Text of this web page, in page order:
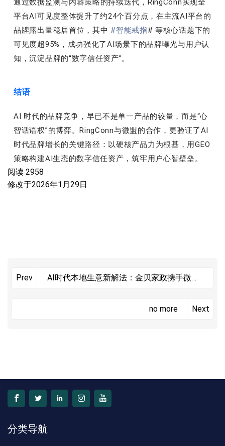
平台AI可见度整体提升了约24个百分点，在主流AI平台的
品牌露出量稳居首位，其中 #智能戒指# 等核心话题下的
可见度超95%，成功强化了AI场景下的品牌曝光与用户认
知，沉淀品牌的“数字信任资产”。
结语
AI 时代的品牌竞争，早已不是单一产品的较量，而是“心
智话语权”的博弈。RingConn与微盟的合作，更验证了AI
时代品牌增长的关键路径：以硬核产品力为根基，用GEO
策略构建AI生态的数字信任资产，筑牢用户心智壁垒。
阅读 2958
修改于2026年1月29日
Prev
AI时代本地生意新解法：金贝家政携手微盟
no more
Next
分类导航